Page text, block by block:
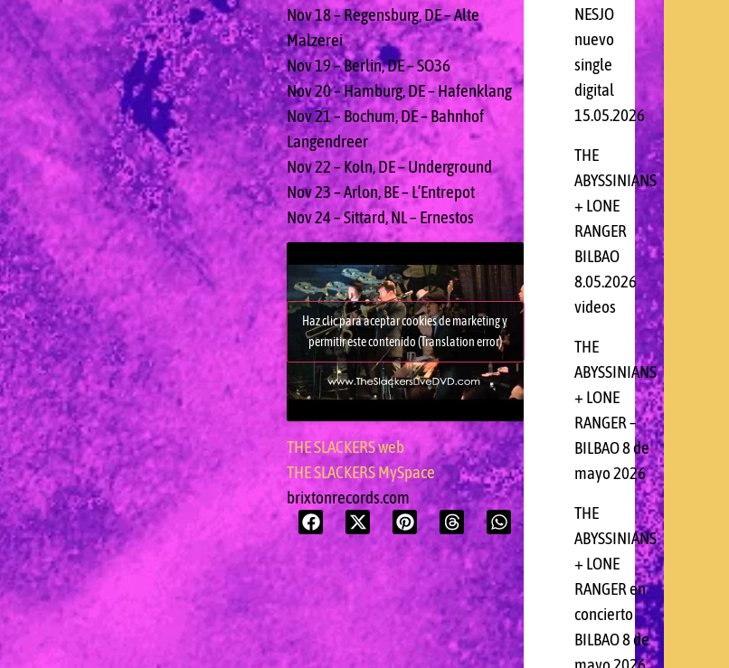
Nov 18 – Regensburg, DE – Alte
Malzerei
Nov 19 – Berlin, DE – SO36
Nov 20 – Hamburg, DE – Hafenklang
Nov 21 – Bochum, DE – Bahnhof
Langendreer
Nov 22 – Koln, DE – Underground
Nov 23 – Arlon, BE – L’Entrepot
Nov 24 – Sittard, NL – Ernestos
Haz clic para aceptar cookies de marketing y
permitir este contenido (Translation error)
THE SLACKERS web
THE SLACKERS MySpace
brixtonrecords.com
NESJO
nuevo
single
digital
15.05.2026
THE
ABYSSINIANS
+ LONE
RANGER
BILBAO
8.05.2026
videos
THE
ABYSSINIANS
+ LONE
RANGER –
BILBAO 8 de
mayo 2026
THE
ABYSSINIANS
+ LONE
RANGER en
concierto
BILBAO 8 de